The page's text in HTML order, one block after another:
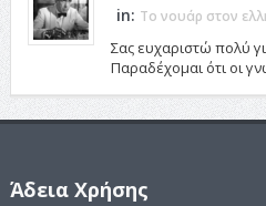
in: Το νουάρ στον
Σας ευχαριστώ πολύ
Παραδέχομαι ότι οι
Άδεια Χρήσης